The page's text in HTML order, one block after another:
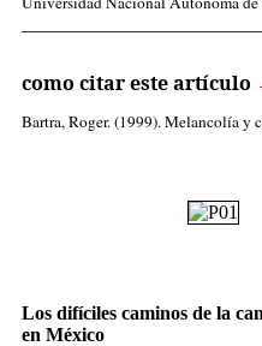
como citar este artículo
Bartra, Roger. (1999). Melancolía y
Los difíciles caminos de la
en México